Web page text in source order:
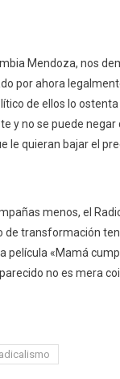
Mendoza, nos
por ahora
de ellos lo
y no se puede
le quieran bajar el
menos, el
de transformación
película «Mamá
no es mera